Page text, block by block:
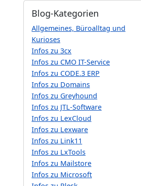
Blog-Kategorien
Allgemeines, Büroalltag und
Kurioses
Infos zu 3cx
Infos zu CMO IT-Service
Infos zu CODE.3 ERP
Infos zu Domains
Infos zu Greyhound
Infos zu JTL-Software
Infos zu LexCloud
Infos zu Lexware
Infos zu Link11
Infos zu LxTools
Infos zu Mailstore
Infos zu Microsoft